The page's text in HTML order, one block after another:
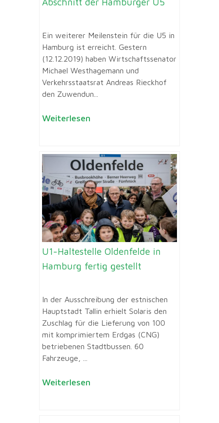
Ein weiterer Meilenstein für die U5 in
Hamburg ist erreicht. Gestern
(12.12.2019) haben Wirtschaftssenator
Michael Westhagemann und
Verkehrsstaatsrat Andreas Rieckhof
den Zuwendun...
Weiterlesen
U1-Haltestelle Oldenfelde in
Hamburg fertig gestellt
In der Ausschreibung der estnischen
Hauptstadt Tallin erhielt Solaris den
Zuschlag für die Lieferung von 100
mit komprimiertem Erdgas (CNG)
betriebenen Stadtbussen. 60
Fahrzeuge, ...
Weiterlesen